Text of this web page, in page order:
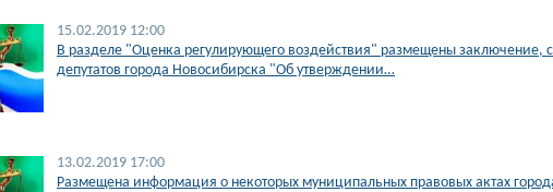
15.02.2019 12:00
В разделе "Оценка регулирующего воздействия" размещены заключение,
депутатов города Новосибирска "Об утверждении…
13.02.2019 17:00
Размещена информация о некоторых муниципальных правовых актах